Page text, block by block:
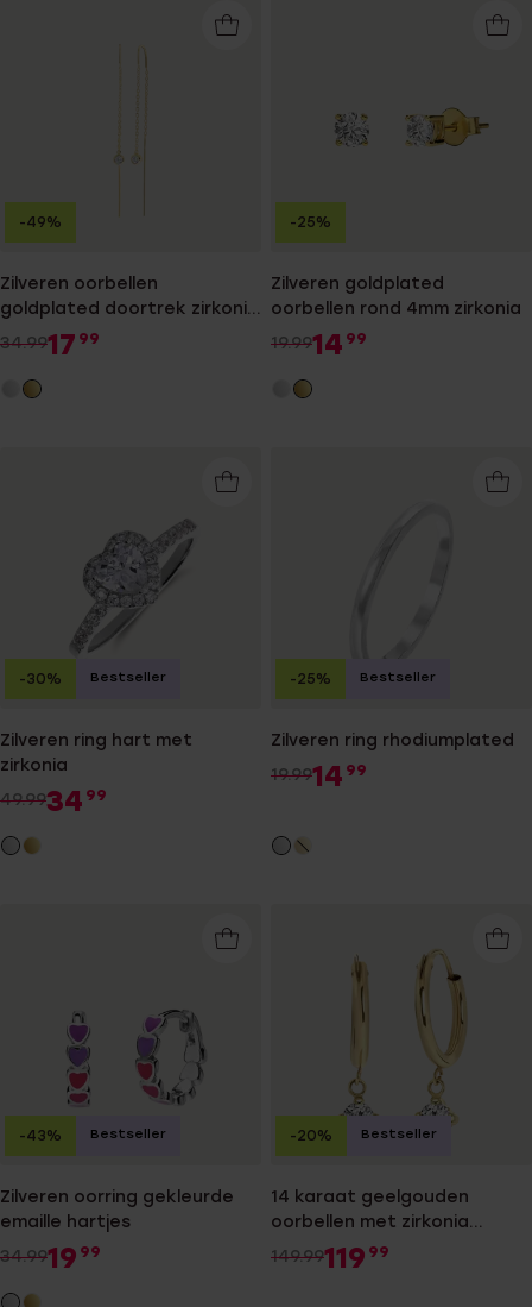
Zilveren oorbellen
goldplated doortrek zirkonia
voor dames
34.9917 99
-49%
Zilveren goldplated
oorbellen rond 4mm zirkonia
19.9914 99
-25%
Zilveren ring hart met
zirkonia
49.9934 99
-30% Bestseller
Zilveren ring rhodiumplated
19.9914 99
-25% Bestseller
Zilveren oorring gekleurde
emaille hartjes
34.9919 99
-43% Bestseller
14 karaat geelgouden
oorbellen met zirkonia
hanger
149.99119 99
-20% Bestseller